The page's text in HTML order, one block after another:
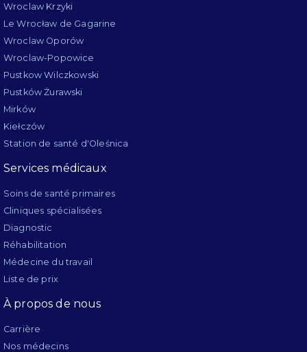
Wroclaw Krzyki
Le Wrocław de Gagarine
Wroclaw Oporów
Wroclaw-Popowice
Pustkow Wilczkowski
Pustków Żurawski
Mirków
Kiełczów
Station de santé d'Oleśnica
Services médicaux
Soins de santé primaires
Cliniques spécialisées
Diagnostic
Réhabilitation
Médecine du travail
Liste de prix
À propos de nous
Carrière
Nos médecins